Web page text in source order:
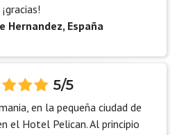
¡gracias!
Hernandez, España
5/5
en la pequeña ciudad de
el Hotel Pelican. Al principio